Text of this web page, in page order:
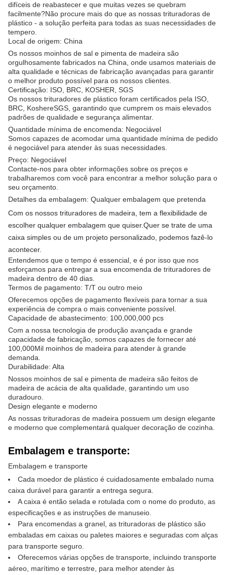
difíceis de reabastecer e que muitas vezes se quebram
facilmente?Não procure mais do que as nossas trituradoras de
plástico - a solução perfeita para todas as suas necessidades de
tempero.
Local de origem: China
Os nossos moinhos de sal e pimenta de madeira são
orgulhosamente fabricados na China, onde usamos materiais de
alta qualidade e técnicas de fabricação avançadas para garantir
o melhor produto possível para os nossos clientes.
Certificação: ISO, BRC, KOSHER, SGS
Os nossos trituradores de plástico foram certificados pela ISO,
BRC, KoshereSGS, garantindo que cumprem os mais elevados
padrões de qualidade e segurança alimentar.
Quantidade mínima de encomenda: Negociável
Somos capazes de acomodar uma quantidade mínima de pedido
é negociável para atender às suas necessidades.
Preço: Negociável
Contacte-nos para obter informações sobre os preços e
trabalharemos com você para encontrar a melhor solução para o
seu orçamento.
Detalhes da embalagem: Qualquer embalagem que pretenda
Com os nossos trituradores de madeira, tem a flexibilidade de
escolher qualquer embalagem que quiser.Quer se trate de uma
caixa simples ou de um projeto personalizado, podemos fazê-lo
acontecer.
Entendemos que o tempo é essencial, e é por isso que nos
esforçamos para entregar a sua encomenda de trituradores de
madeira dentro de 40 dias.
Termos de pagamento: T/T ou outro meio
Oferecemos opções de pagamento flexíveis para tornar a sua
experiência de compra o mais conveniente possível.
Capacidade de abastecimento: 100,000,000 pcs
Com a nossa tecnologia de produção avançada e grande
capacidade de fabricação, somos capazes de fornecer até
100,000Mil moinhos de madeira para atender à grande
demanda.
Durabilidade: Alta
Nossos moinhos de sal e pimenta de madeira são feitos de
madeira de acácia de alta qualidade, garantindo um uso
duradouro.
Design elegante e moderno
As nossas trituradoras de madeira possuem um design elegante
e moderno que complementará qualquer decoração de cozinha.
Embalagem e transporte:
Embalagem e transporte
Cada moedor de plástico é cuidadosamente embalado numa
caixa durável para garantir a entrega segura.
A caixa é então selada e rotulada com o nome do produto, as
especificações e as instruções de manuseio.
Para encomendas a granel, as trituradoras de plástico são
embaladas em caixas ou paletes maiores e seguradas com alças
para transporte seguro.
Oferecemos várias opções de transporte, incluindo transporte
aéreo, marítimo e terrestre, para melhor atender às